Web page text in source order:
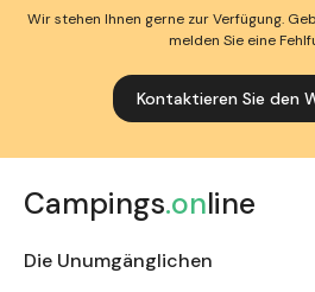
Wir stehen Ihnen gerne zur Verfügung.
melden Sie eine
Kontaktieren Sie den
Campings.online
Die Unumgänglichen